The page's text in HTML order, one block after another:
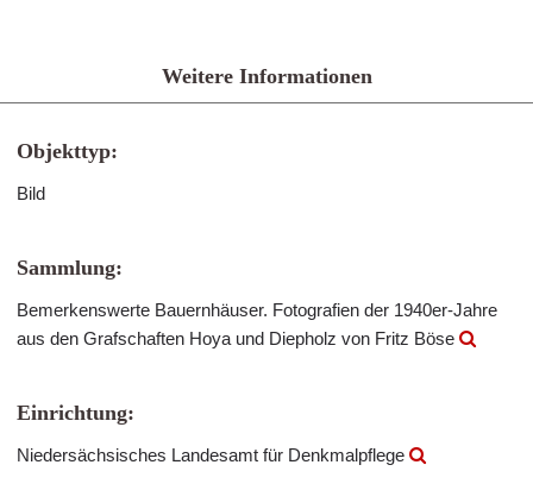
Weitere Informationen
Objekttyp:
Bild
Sammlung:
Bemerkenswerte Bauernhäuser. Fotografien der 1940er-Jahre
aus den Grafschaften Hoya und Diepholz von Fritz Böse
Einrichtung:
Niedersächsisches Landesamt für Denkmalpflege